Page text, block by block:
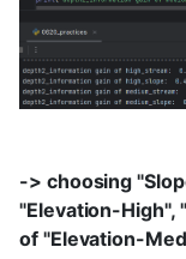
-> choosing
"Elevation-High",
of "Elevation-